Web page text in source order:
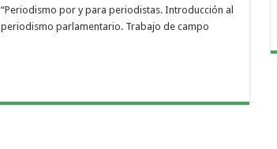
“Periodismo por y para periodistas. Introducción al
periodismo parlamentario. Trabajo de campo